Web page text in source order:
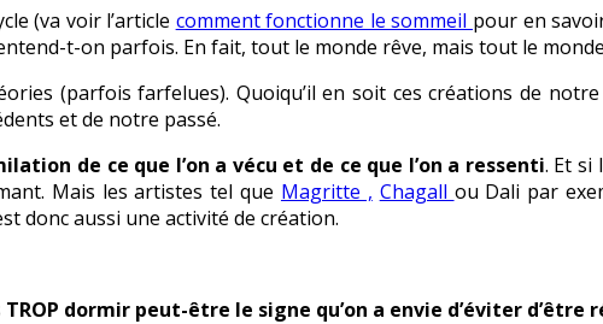
(va voir l’article comment fonctionne le sommeil pour en
t-on parfois. En fait, tout le monde rêve, mais tout le
(parfois farfelues). Quoiqu’il en soit ces créations de
et de notre passé.
de ce que l’on a vécu et de ce que l’on a ressenti. Et si
Mais les artistes tel que Magritte , Chagall ou Dali par
donc aussi une activité de création.
TROP dormir peut-être le signe qu’on a envie d’éviter d’être